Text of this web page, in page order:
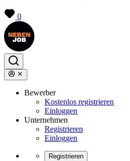
0
Bewerber
Kostenlos registrieren
Einloggen
Unternehmen
Registrieren
Einloggen
Registrieren